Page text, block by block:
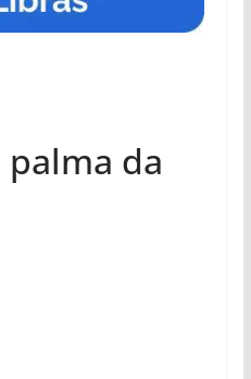
palma da